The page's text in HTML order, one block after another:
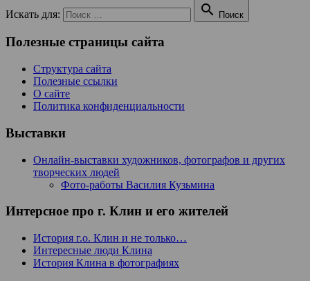
Искать для:  Поиск
Полезные страницы сайта
Структура сайта
Полезные ссылки
О сайте
Политика конфиденциальности
Выставки
Онлайн-выставки художников, фотографов и других
творческих людей
Фото-работы Василия Кузьмина
Интерсное про г. Клин и его жителей
История г.о. Клин и не только…
Интересные люди Клина
История Клина в фотографиях